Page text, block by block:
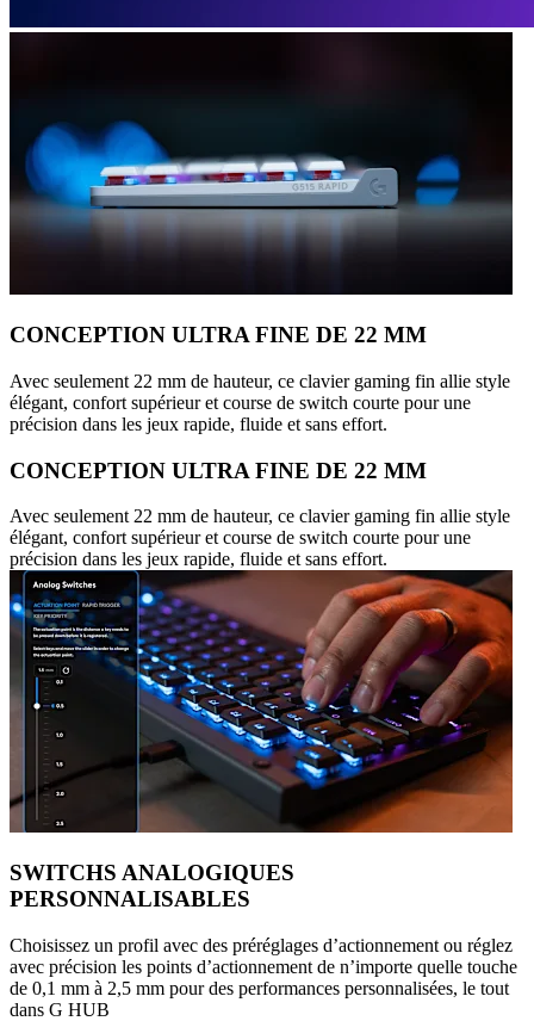
CONCEPTION ULTRA FINE DE 22 MM
Avec seulement 22 mm de hauteur, ce clavier gaming fin allie style
élégant, confort supérieur et course de switch courte pour une
précision dans les jeux rapide, fluide et sans effort.
CONCEPTION ULTRA FINE DE 22 MM
Avec seulement 22 mm de hauteur, ce clavier gaming fin allie style
élégant, confort supérieur et course de switch courte pour une
précision dans les jeux rapide, fluide et sans effort.
SWITCHS ANALOGIQUES
PERSONNALISABLES
Choisissez un profil avec des préréglages d’actionnement ou réglez
avec précision les points d’actionnement de n’importe quelle touche
de 0,1 mm à 2,5 mm pour des performances personnalisées, le tout
dans G HUB